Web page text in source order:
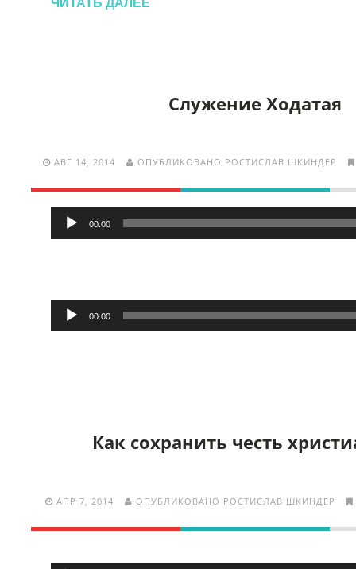
Служение Ходатая
АВГ 14, 2014 ОПУБЛИКОВАНО РОСТИСЛАВ ШКИНДЕР
Аудиоплеер
00:00
Аудиоплеер
00:00
Как сохранить честь
АПР 7, 2014 ОПУБЛИКОВАНО РОСТИСЛАВ ШКИНДЕР